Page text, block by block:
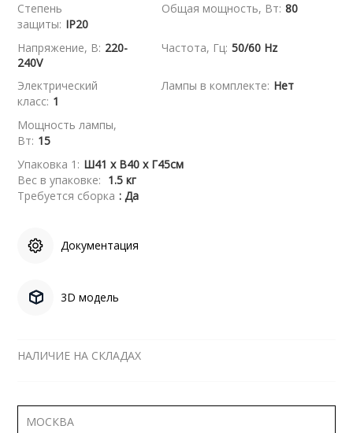
Степень
защиты: IP20
Общая мощность, Вт: 80
Напряжение, В: 220-
240V
Частота, Гц: 50/60 Hz
Электрический
класс: 1
Лампы в комплекте: Нет
Мощность лампы,
Вт: 15
Упаковка 1: Ш41 x В40 x Г45см
Вес в упаковке: 1.5 кг
Требуется сборка : Да
Документация
3D модель
НАЛИЧИЕ НА СКЛАДАХ
МОСКВА